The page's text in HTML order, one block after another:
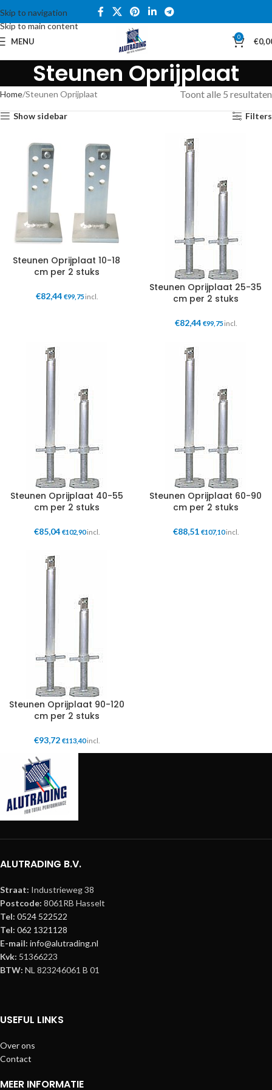
Skip to navigation
Skip to main content
MENU 0 €
Steunen Oprijplaat
Home Steunen Oprijplaat Toont alle 5 resultaten
Show sidebar Filters
Steunen Oprijplaat 10-18
cm per 2 stuks
€82,44 €99,75incl.
Steunen Oprijplaat 25-35
cm per 2 stuks
€82,44 €99,75incl.
Steunen Oprijplaat 40-55
cm per 2 stuks
€85,04 €102,90incl.
Steunen Oprijplaat 60-90
cm per 2 stuks
€88,51 €107,10incl.
Steunen Oprijplaat 90-120
cm per 2 stuks
€93,72 €113,40incl.
ALUTRADING B.V.
Straat: Industrieweg 38
Postcode: 8061RB Hasselt
Tel: 0524 522522
Tel: 062 1321128
E-mail: info@alutrading.nl
Kvk: 51366223
BTW: NL 823246061 B 01
USEFUL LINKS
Over ons
Contact
MEER INFORMATIE